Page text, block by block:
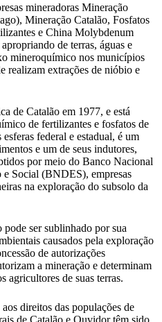
mineradoras Mineração
Mineração Catalão, Fosfatos
e China Molybdenum
de terras, águas e
mineroquímico nos municípios
realizam extrações de nióbio e
de Catalão em 1977, e está
de fertilizantes e fosfatos de
federal e estadual, é um
e um de seus indutores,
por meio do Banco Nacional
Social (BNDES), empresas
na exploração do subsolo da
ser sublinhado por sua
causados pela exploração
de autorizações
a mineração e determinam
agricultores de suas terras.
direitos das populações de
de Catalão e Ouvidor têm sido